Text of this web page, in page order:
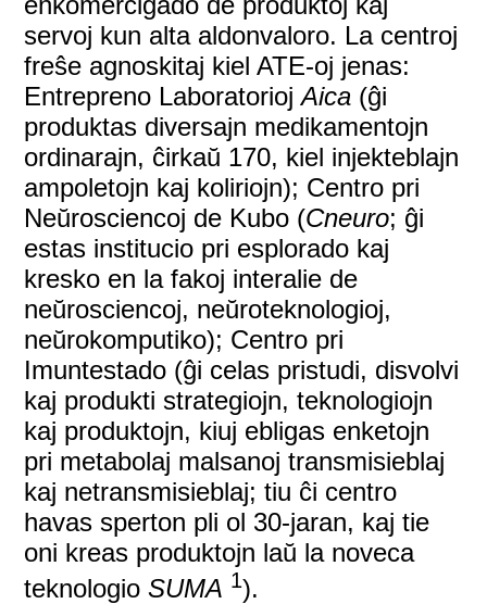
servoj kun alta aldonvaloro. La centroj
freŝe agnoskitaj kiel ATE-oj jenas:
Entrepreno LaboratoriojAica (ĝi
produktas diversajn medikamentojn
ordinarajn, ĉirkaŭ 170, kiel injekteblajn
ampoletojn kaj koliriojn); Centro pri
Neŭrosciencoj de Kubo (Cneuro; ĝi
estas institucio pri esplorado kaj
kresko en la fakoj interalie de
neŭrosciencoj, neŭroteknologioj,
neŭrokomputiko); Centro pri
Imuntestado (ĝi celas pristudi, disvolvi
kaj produkti strategiojn, teknologiojn
kaj produktojn, kiuj ebligas enketojn
pri metabolaj malsanoj transmisieblaj
kaj netransmisieblaj; tiu ĉi centro
havas sperton pli ol 30-jaran, kaj tie
oni kreas produktojn laŭ la noveca
teknologioSUMA 1).